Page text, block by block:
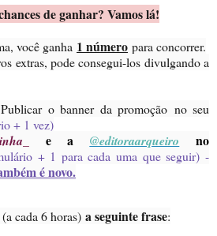
de ganhar? Vamos lá!
você ganha 1 número para concorrer.
extras, pode consegui-los divulgando a
o banner da promoção no seu
+ 1 vez)
e a @editoraarqueiro no
+ 1 para cada uma que seguir) -
é novo.
(a cada 6 horas) a seguinte frase: